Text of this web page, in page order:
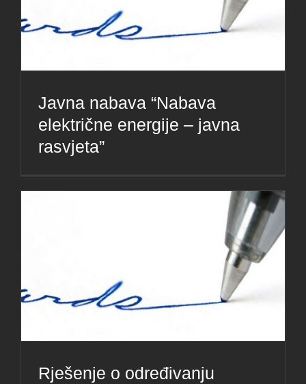
Javna nabava “Nabava
električne energije – javna
rasvjeta”
Rješenje o određivanju